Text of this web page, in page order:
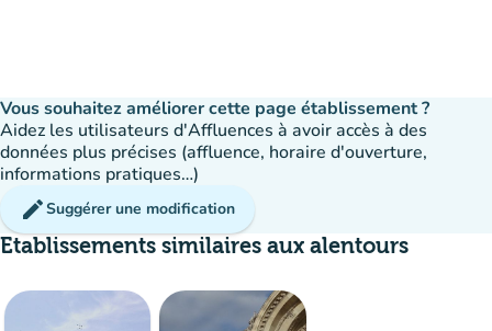
Vous souhaitez améliorer cette page établissement ?
Aidez les utilisateurs d'Affluences à avoir accès à des
données plus précises (affluence, horaire d'ouverture,
informations pratiques…)
editSuggérer une modification
Etablissements similaires aux alentours
Affluence: